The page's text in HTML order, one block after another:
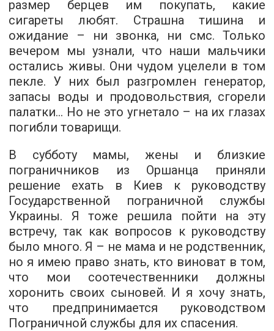
размер берцев им покупать, какие
сигареты любят. Страшна тишина и
ожидание – ни звонка, ни смс. Только
вечером мы узнали, что наши мальчики
остались живы. Они чудом уцелели в том
пекле. У них был разгромлен генератор,
запасы воды и продовольствия, сгорели
палатки… Но не это угнетало – на их глазах
погибли товарищи.
В субботу мамы, жены и близкие
пограничников из Оршанца приняли
решение ехать в Киев к руководству
Государственной пограничной службы
Украины. Я тоже решила пойти на эту
встречу, так как вопросов к руководству
было много. Я – не мама и не родственник,
но я имею право знать, кто виноват в том,
что мои соотечественники должны
хоронить своих сыновей. И я хочу знать,
что предпринимается руководством
Пограничной службы для их спасения.